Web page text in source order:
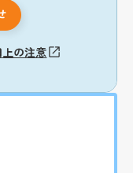
の注意